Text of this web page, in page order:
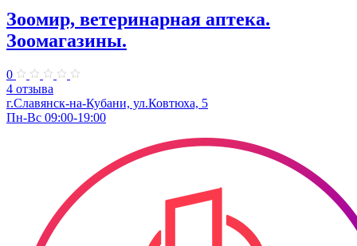
Зоомир, ветеринарная аптека.
Зоомагазины.
0
4 отзыва
г.Славянск-на-Кубани, ул.Ковтюха, 5
Пн-Вс 09:00-19:00